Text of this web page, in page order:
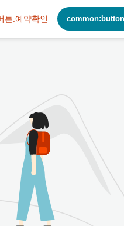
튼.예약확인